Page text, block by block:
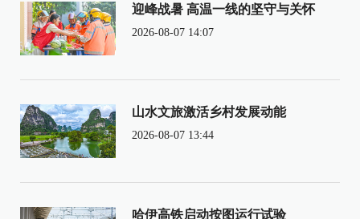
迎峰战暑 高温一线的坚守与关怀
2026-08-07 14:07
山水文旅激活乡村发展动能
2026-08-07 13:44
哈伊高铁启动按图运行试验